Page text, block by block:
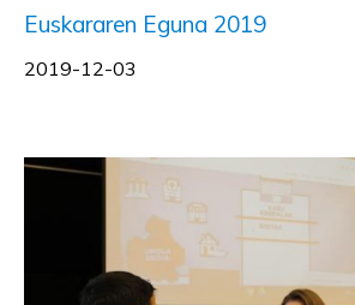
Euskararen Eguna 2019
2019-12-03